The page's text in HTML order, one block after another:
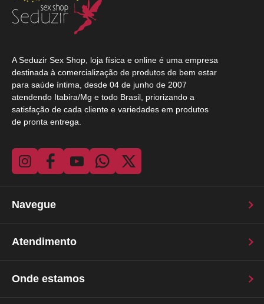
A Seduzir Sex Shop, loja física e online é uma empresa
destinada à comercialização de produtos de bem estar
para saúde íntima, desde 04 de junho de 2007
atendendo Itabira/Mg e todo Brasil, priorizando a
satisfação de cada cliente e variedades em produtos
de pronta entrega.
Navegue
Atendimento
Onde estamos